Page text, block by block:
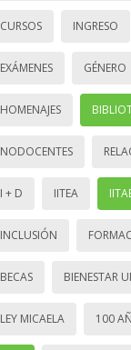
CURSOS INGRESO
EXÁMENES GÉNERO
HOMENAJES
NODOCENTES
I + D IITEA
INCLUSIÓN
BECAS BIENESTAR
LEY MICAELA 100